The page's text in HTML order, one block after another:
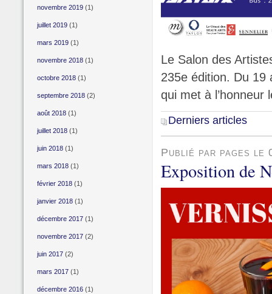
Le Salon des
235e édition. Du 19
qui met à
Derniers articles
Publié par pages le
Exposition de
novembre 2019(1)
juillet 2019(1)
mars 2019(1)
novembre 2018(1)
octobre 2018(1)
septembre 2018(2)
août 2018(1)
juillet 2018(1)
juin 2018(1)
mars 2018(1)
février 2018(1)
janvier 2018(1)
décembre 2017(1)
novembre 2017(2)
juin 2017(2)
mars 2017(1)
décembre 2016(1)